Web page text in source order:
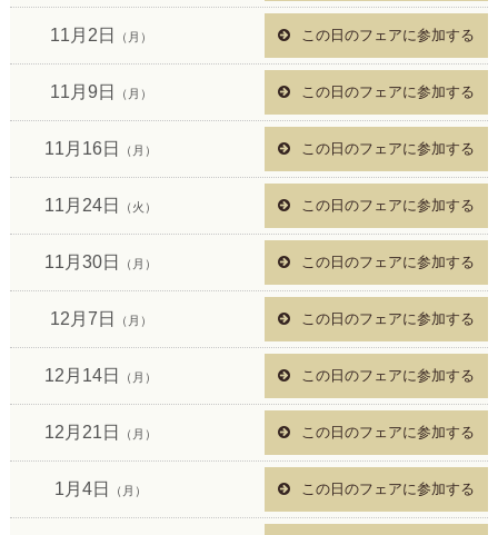
11月2日 （月） この日のフェアに参加する
11月9日 （月） この日のフェアに参加する
11月16日 （月） この日のフェアに参加する
11月24日 （火） この日のフェアに参加する
11月30日 （月） この日のフェアに参加する
12月7日 （月） この日のフェアに参加する
12月14日 （月） この日のフェアに参加する
12月21日 （月） この日のフェアに参加する
1月4日 （月） この日のフェアに参加する